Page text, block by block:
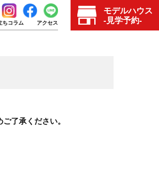
ちコラム アクセス
モデルハウス
-見学予約-
了承ください。